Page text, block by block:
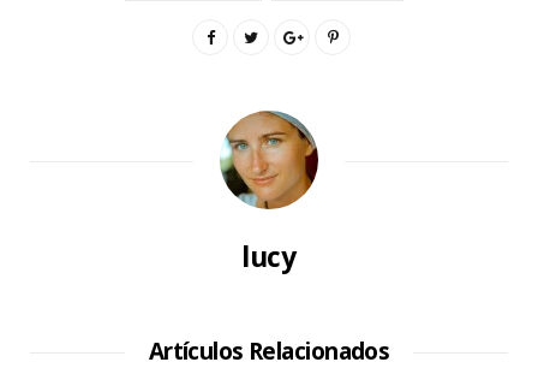
lucy
Artículos Relacionados